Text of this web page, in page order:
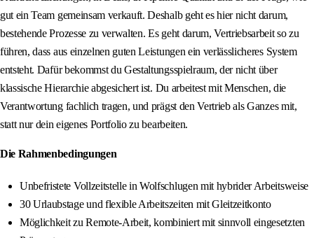
gut ein Team gemeinsam verkauft. Deshalb geht es hier nicht darum,
bestehende Prozesse zu verwalten. Es geht darum, Vertriebsarbeit so zu
führen, dass aus einzelnen guten Leistungen ein verlässlicheres System
entsteht. Dafür bekommst du Gestaltungsspielraum, der nicht über
klassische Hierarchie abgesichert ist. Du arbeitest mit Menschen, die
Verantwortung fachlich tragen, und prägst den Vertrieb als Ganzes mit,
statt nur dein eigenes Portfolio zu bearbeiten.
Die Rahmenbedingungen
Unbefristete Vollzeitstelle in Wolfschlugen mit hybrider Arbeitsweise
30 Urlaubstage und flexible Arbeitszeiten mit Gleitzeitkonto
Möglichkeit zu Remote‑Arbeit, kombiniert mit sinnvoll eingesetzten